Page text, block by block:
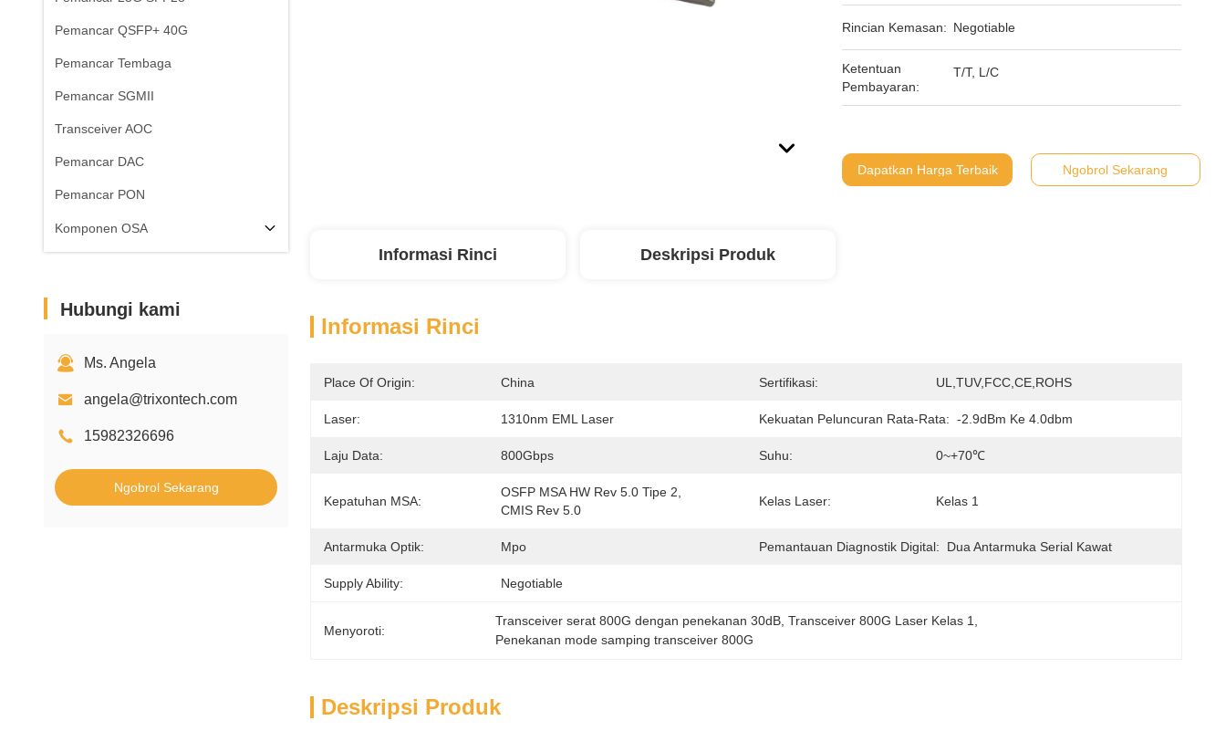
Pemancar QSFP+ 40G
Pemancar Tembaga
Pemancar SGMII
Transceiver AOC
Pemancar DAC
Pemancar PON
Komponen OSA
Hubungi kami
Ms. Angela
angela@trixontech.com
15982326696
Ngobrol Sekarang
Rincian Kemasan: Negotiable
Ketentuan
Pembayaran:
T/T, L/C
Dapatkan Harga Terbaik Ngobrol Sekarang
Informasi Rinci Deskripsi Produk
Informasi Rinci
Place Of Origin: China Sertifikasi: UL,TUV,FCC,CE,ROHS
Laser: 1310nm EML Laser Kekuatan Peluncuran Rata-Rata: -2.9dBm Ke 4.0dbm
Laju Data: 800Gbps Suhu: 0~+70℃
Kepatuhan MSA:
OSFP MSA HW Rev 5.0 Tipe 2,
CMIS Rev 5.0
Kelas Laser: Kelas 1
Antarmuka Optik: Mpo Pemantauan Diagnostik Digital: Dua Antarmuka Serial Kawat
Supply Ability: Negotiable
Menyoroti:
Transceiver serat 800G dengan penekanan 30dB , Transceiver 800G Laser Kelas 1
Penekanan mode samping transceiver 800G
Deskripsi Produk